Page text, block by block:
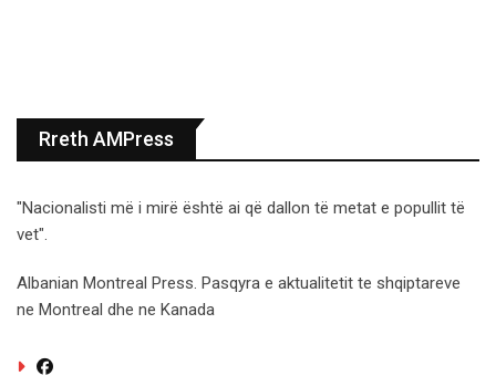
Rreth AMPress
"Nacionalisti më i mirë është ai që dallon të metat e popullit të
vet".
Albanian Montreal Press. Pasqyra e aktualitetit te shqiptareve
ne Montreal dhe ne Kanada